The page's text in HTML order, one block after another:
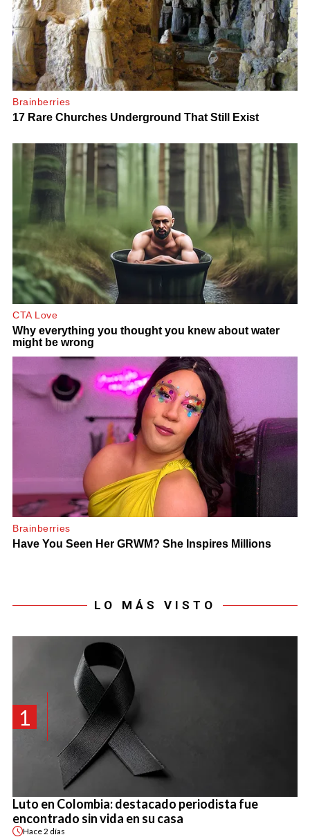
LO MÁS VISTO
1
Luto en Colombia: destacado periodista fue
encontrado sin vida en su casa
Hace2 días